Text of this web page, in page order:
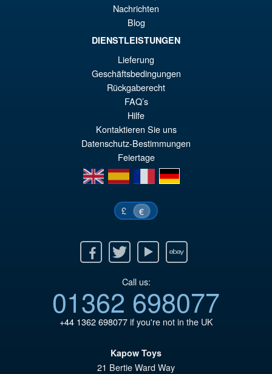
1989 )
AJOUTER AU PANIER
Nachrichten
Blog
DIENSTLEISTUNGEN
Lieferung
Geschäftsbedingungen
Rückgaberecht
FAQ’s
Hilfe
Kontaktieren Sie uns
Datenschutz-Bestimmungen
Feiertage
en
es fr de
£ €
Twitter Youtube Ebay
Call us:
01362 698077
+44 1362 698077if you're not in the UK
Kapow Toys
21 Bertie Ward Way